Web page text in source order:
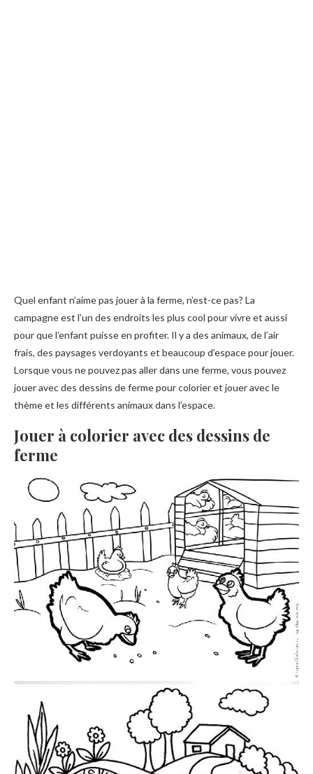
Quel enfant n’aime pas jouer à la ferme, n’est-ce pas? La
campagne est l’un des endroits les plus cool pour vivre et aussi
pour que l’enfant puisse en profiter. Il y a des animaux, de l’air
frais, des paysages verdoyants et beaucoup d’espace pour jouer.
Lorsque vous ne pouvez pas aller dans une ferme, vous pouvez
jouer avec des dessins de ferme pour colorier et jouer avec le
thème et les différents animaux dans l’espace.
Jouer à colorier avec des dessins de
ferme